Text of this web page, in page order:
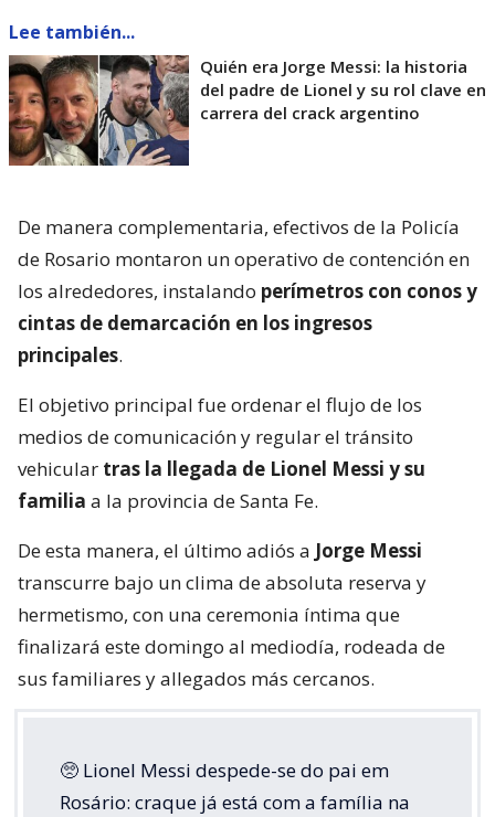
Lee también...
Quién era Jorge Messi: la historia
del padre de Lionel y su rol clave en
carrera del crack argentino
De manera complementaria, efectivos de la Policía
de Rosario montaron un operativo de contención en
los alrededores, instalando perímetros con conos y
cintas de demarcación en los ingresos
principales.
El objetivo principal fue ordenar el flujo de los
medios de comunicación y regular el tránsito
vehicular tras la llegada de Lionel Messi y su
familia a la provincia de Santa Fe.
De esta manera, el último adiós a Jorge Messi
transcurre bajo un clima de absoluta reserva y
hermetismo, con una ceremonia íntima que
finalizará este domingo al mediodía, rodeada de
sus familiares y allegados más cercanos.
🥺 Lionel Messi despede-se do pai em
Rosário: craque já está com a família na